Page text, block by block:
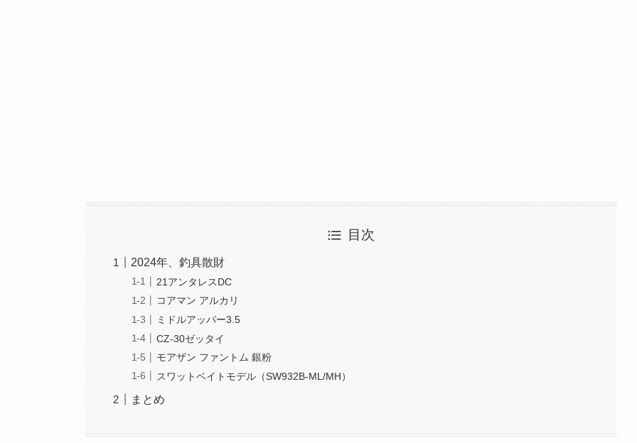
目次
2024年、釣具散財
21アンタレスDC
コアマン アルカリ
ミドルアッパー3.5
CZ-30ゼッタイ
モアザン ファントム 銀粉
スワットベイトモデル（SW932B-ML/MH）
まとめ